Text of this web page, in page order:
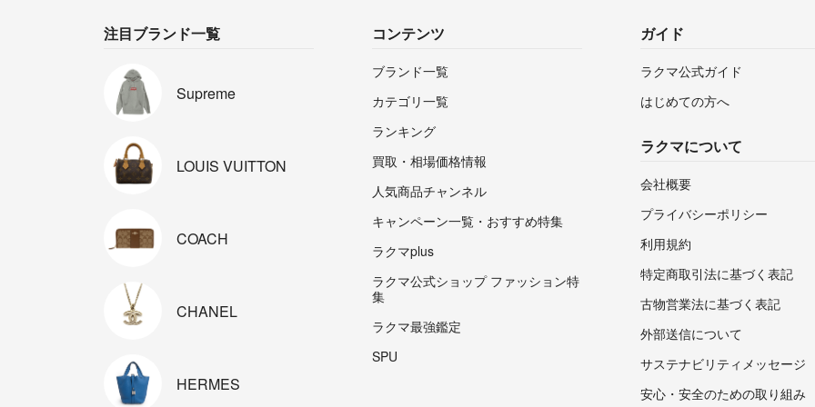
注目ブランド一覧
Supreme
LOUIS VUITTON
COACH
CHANEL
HERMES
コンテンツ
ブランド一覧
カテゴリ一覧
ランキング
買取・相場価格情報
人気商品チャンネル
キャンペーン一覧・おすすめ特集
ラクマplus
ラクマ公式ショップ ファッション特
集
ラクマ最強鑑定
SPU
ガイド
ラクマ公式ガイド
はじめての方へ
ラクマについて
会社概要
プライバシーポリシー
利用規約
特定商取引法に基づく表記
古物営業法に基づく表記
外部送信について
サステナビリティメッセージ
安心・安全のための取り組み